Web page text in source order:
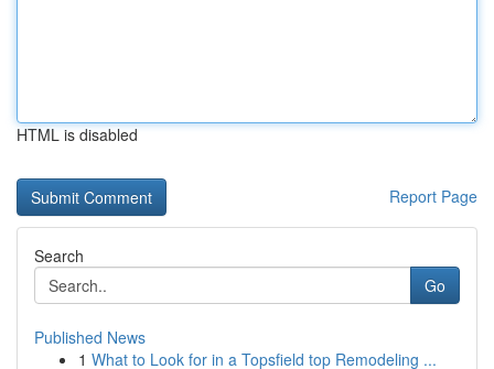
HTML is disabled
Report Page
Search
Go
Published News
1 What to Look for in a Topsfield top Remodeling ...